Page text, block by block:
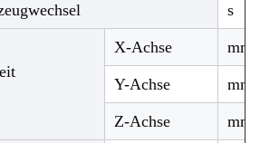
s
X-Achse mm
Y-Achse mm
Z-Achse mm